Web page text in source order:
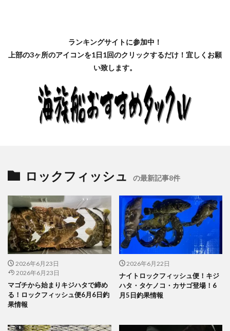
ランキングサイトに参加中！
上部の3ヶ所のアイコンを1日1回のクリックするだけ！宜しくお願
い致します。
ロックフィッシュ の最新記事8件
2026年6月23日
2026年6月23日
マゴチから始まりキジハタで締め
る！ロックフィッシュ便6月6日釣
果情報
2026年6月22日
ナイトロックフィッシュ便！キジ
ハタ・タケノコ・カサゴ登場！6
月5日釣果情報